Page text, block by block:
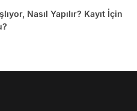
Nasıl Yapılır? Kayıt İçin